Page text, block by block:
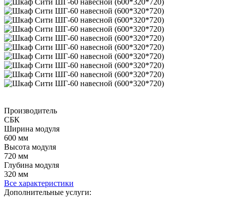
Производитель
СБК
Шиpина модуля
600 мм
Выcота модуля
720 мм
Глyбина модуля
320 мм
Все характеристики
Дополнительные услуги: